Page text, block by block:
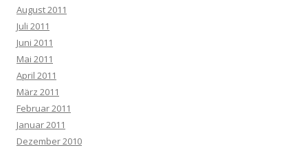
August 2011
Juli 2011
Juni 2011
Mai 2011
April 2011
März 2011
Februar 2011
Januar 2011
Dezember 2010